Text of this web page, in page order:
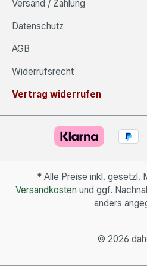
Versand / Zahlung
Datenschutz
AGB
Widerrufsrecht
Vertrag widerrufen
* Alle Preise inkl. gesetzl.
Versandkosten und ggf.
anders
© 2026